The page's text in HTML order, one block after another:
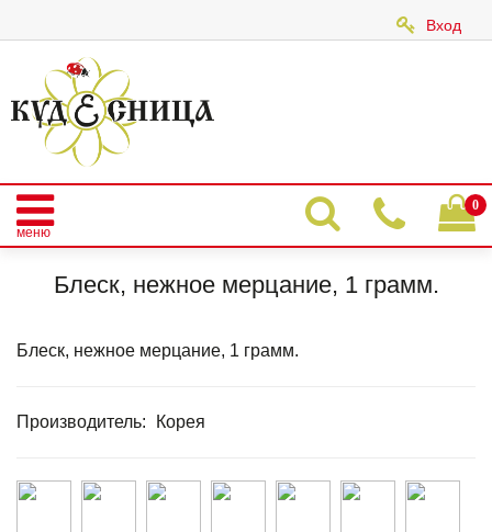
Вход
меню
0
Блеск, нежное мерцание, 1 грамм.
Блеск, нежное мерцание, 1 грамм.
Производитель: Корея